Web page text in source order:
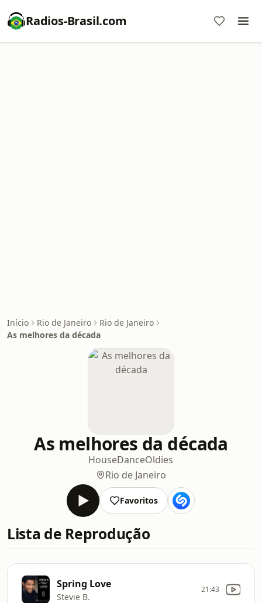
Radios-Brasil.com
Início Rio de Janeiro
Rio de Janeiro
As melhores da década
As melhores da década
HouseDanceOldies
Rio de Janeiro
Favoritos
Lista de Reprodução
Spring Love
Stevie B.
21:43